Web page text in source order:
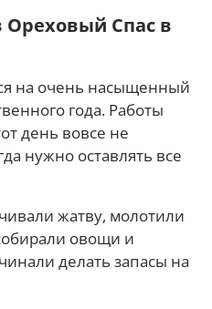
Спас в
на очень насыщенный
года. Работы
день вовсе не
нужно оставлять все
жатву, молотили
овощи и
делать запасы на